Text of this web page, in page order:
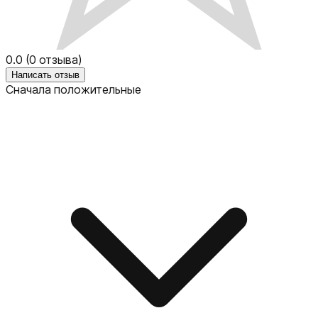
0.0 (0 отзыва)
Написать отзыв
Сначала положительные